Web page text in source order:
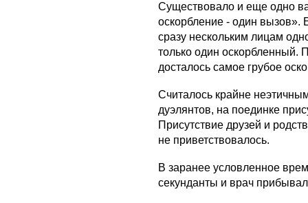
Существовало и еще одно
оскорбление - один вызов».
сразу нескольким лицам
только один оскорбленный.
досталось самое грубое
Считалось крайне
дуэлянтов, на поединке
Присутствие друзей и
не приветствовалось.
В заранее условленное
секунданты и врач